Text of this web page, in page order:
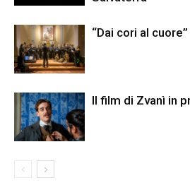
“Dai cori al cuore”
Il film di Zvanì in